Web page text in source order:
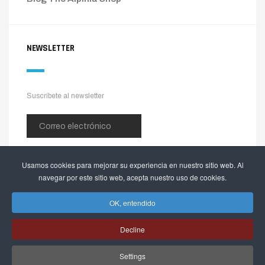
Usamos cookies para mejorar su experiencia en nuestro sitio web. Al
navegar por este sitio web, acepta nuestro uso de cookies.
OK, entendido
Decline
Settings
NEWSLETTER
Suscríbete al newsletter
Copyright © 2026 The Alpinia Shop. Todos los derechos reservados.